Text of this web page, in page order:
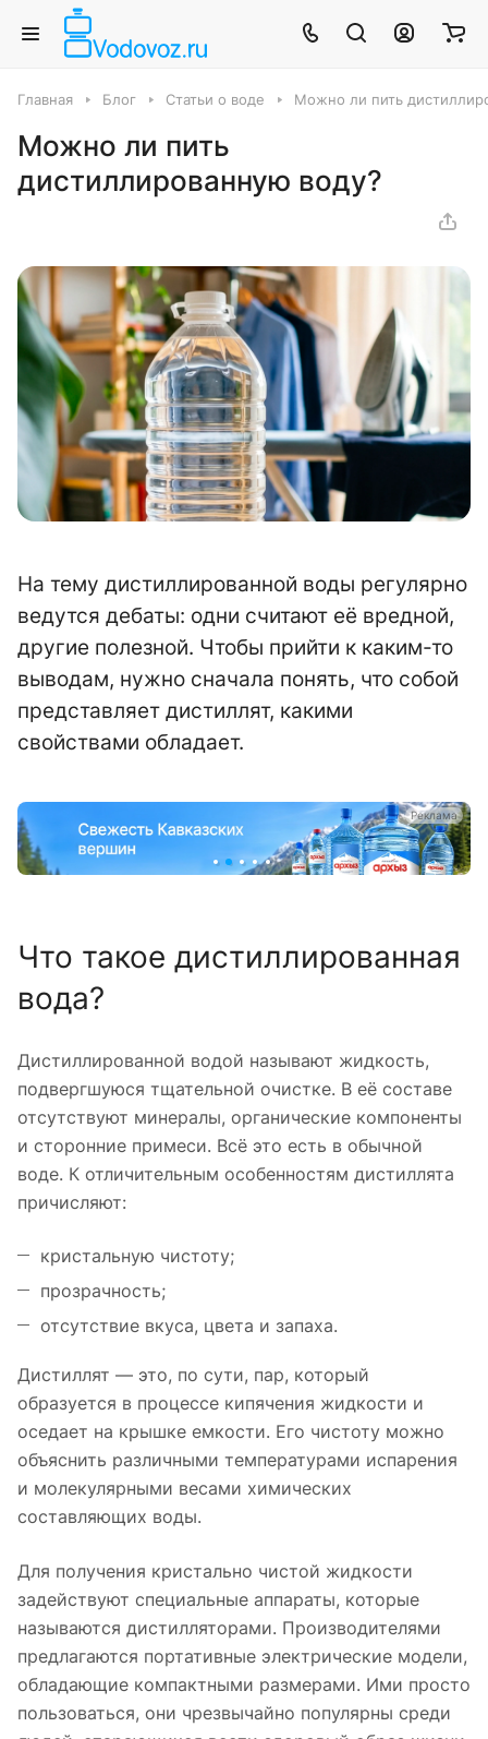
Главная Блог Статьи о воде Можно ли пить
Можно ли пить
дистиллированную воду?
На тему дистиллированной воды регулярно
ведутся дебаты: одни считают её вредной,
другие полезной. Чтобы прийти к каким-то
выводам, нужно сначала понять, что собой
представляет дистиллят, какими
свойствами обладает.
Что такое дистиллированная
вода?
Дистиллированной водой называют жидкость,
подвергшуюся тщательной очистке. В её составе
отсутствуют минералы, органические компоненты
и сторонние примеси. Всё это есть в обычной
воде. К отличительным особенностям дистиллята
причисляют:
кристальную чистоту;
прозрачность;
отсутствие вкуса, цвета и запаха.
Дистиллят — это, по сути, пар, который
образуется в процессе кипячения жидкости и
оседает на крышке емкости. Его чистоту можно
объяснить различными температурами испарения
и молекулярными весами химических
составляющих воды.
Для получения кристально чистой жидкости
задействуют специальные аппараты, которые
называются дистилляторами. Производителями
предлагаются портативные электрические модели,
обладающие компактными размерами. Ими просто
пользоваться, они чрезвычайно популярны среди